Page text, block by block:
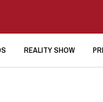
REALITY SHOW